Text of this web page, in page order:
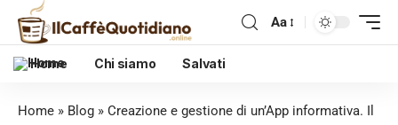
Aa
Home Chi siamo Salvati
Home » Blog » Creazione e gestione di un’App informativa. Il